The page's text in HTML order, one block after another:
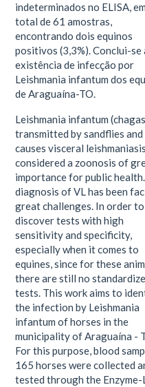
indeterminados no ELISA,
total de 61 amostras,
encontrando dois equinos
positivos (3,3%). Conclui-se
existência de infecção por
Leishmania infantum dos
de Araguaína-TO.
Leishmania infantum
transmitted by sandflies and
causes visceral
considered a zoonosis of
importance for public
diagnosis of VL has been
great challenges. In order to
discover tests with high
sensitivity and specificity,
especially when it comes to
equines, since for these
there are still no
tests. This work aims to
the infection by Leishmania
infantum of horses in the
municipality of Araguaína -
For this purpose, blood
165 horses were collected
tested through the Enzyme-